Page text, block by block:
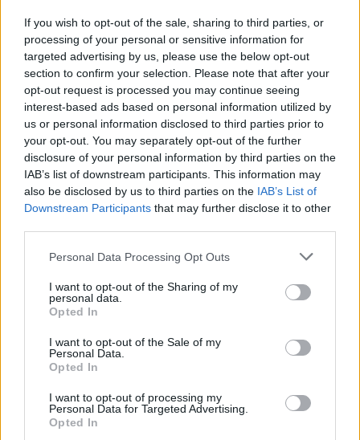
If you wish to opt-out of the sale, sharing to third parties, or
processing of your personal or sensitive information for
targeted advertising by us, please use the below opt-out
section to confirm your selection. Please note that after your
opt-out request is processed you may continue seeing
interest-based ads based on personal information utilized by
us or personal information disclosed to third parties prior to
your opt-out. You may separately opt-out of the further
disclosure of your personal information by third parties on the
IAB’s list of downstream participants. This information may
also be disclosed by us to third parties on the IAB’s List of
Downstream Participants that may further disclose it to other
Personal Data Processing Opt Outs
I want to opt-out of the Sharing of my
personal data.
Opted In
I want to opt-out of the Sale of my
Personal Data.
Opted In
I want to opt-out of processing my
Personal Data for Targeted Advertising.
Opted In
11:42
Νέα τραγωδία σε παραλία της Κρήτης
11:37
Χατζηδάκης: Άκυρες από 1 Οκτωβρίου οι εγκύκλιοι που
δεν έχουν αναρτηθεί
11:25
Στην κορυφή της Δίκτης για τον Αφέντη Χριστό - Εκεί
όπου η πίστη συναντά την παράδοση - Φωτογραφίες
11:20
Στην Εισαγγελία η 46χρονη για την υπόθεση της Marfin
Έλεγχοι με drones και MyCoast σε πάνω από 300
παραλίες
Σέρρες: Μητέρα και γιος οι νεκροί από την μετωπική
10:46